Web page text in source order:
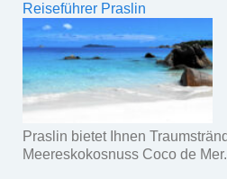
Reiseführer Praslin
Praslin bietet Ihnen
Meereskokosnuss Coco de Mer.